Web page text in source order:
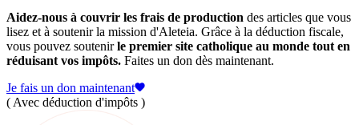
Aidez-nous à couvrir les frais de production des articles que vous
lisez et à soutenir la mission d'Aleteia. Grâce à la déduction fiscale,
vous pouvez soutenirle premier site catholique au monde tout en
réduisant vos impôts. Faites un don dès maintenant.
Je fais un don maintenant
( Avec déduction d'impôts )